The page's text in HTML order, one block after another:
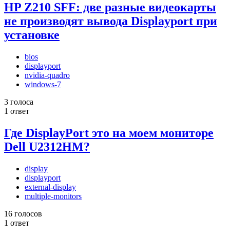
HP Z210 SFF: две разные видеокарты
не производят вывода Displayport при
установке
bios
displayport
nvidia-quadro
windows-7
3 голоса
1 ответ
Где DisplayPort это на моем мониторе
Dell U2312HM?
display
displayport
external-display
multiple-monitors
16 голосов
1 ответ